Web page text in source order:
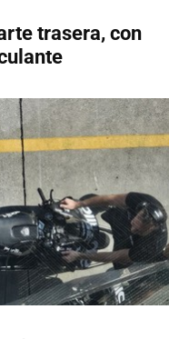
trasera, con